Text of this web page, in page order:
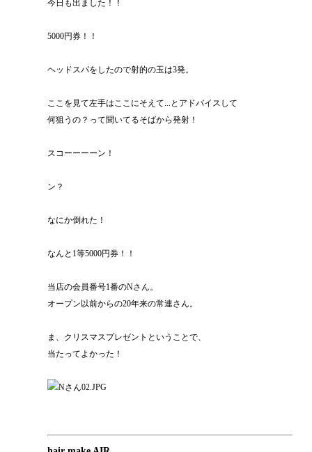
今日も出ました！！
5000円券！！
ヘッドスパをしたので射的の玉は3発。
ここを見て左手はここにそえて...とアドバイスして
何狙うの？って聞いてるそばから発射！
スコーーーーン！
ン？
なにか倒れた！
なんと1等5000円券！！
当店の会員番号1番のNさん。
オープン以前からの20年来の常連さん。
ま、クリスマスプレゼントということで、
当たってよかった！